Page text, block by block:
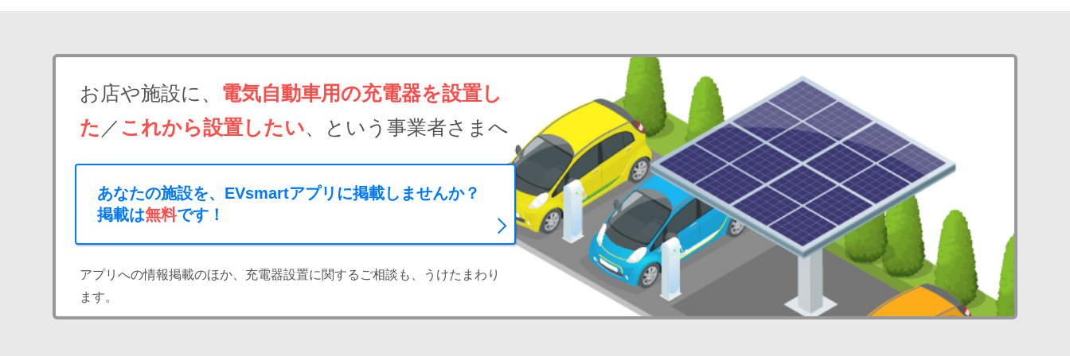
お店や施設に、 電気自動車用の充電器を設置し
た ／ これから設置したい、という事業者さまへ
あなたの施設を、EVsmartアプリに掲載しませんか？
掲載は無料です！
アプリへの情報掲載のほか、充電器設置に関するご相談も、うけたまわり
ます。